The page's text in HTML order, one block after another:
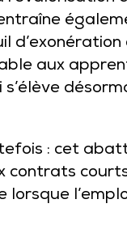
d’exonération
aux
: cet
contrats
lorsque